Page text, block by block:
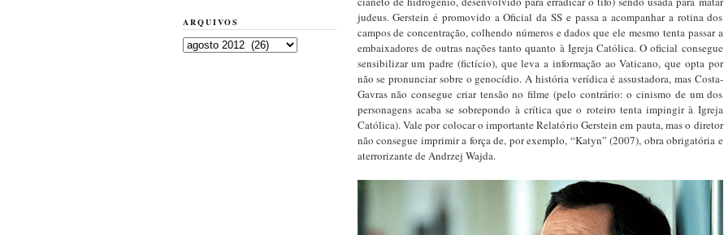
judeus. Gerstein é promovido a Oficial da SS e passa a acompanhar a rotina dos
campos de concentração, colhendo números e dados que ele mesmo tenta passar a
embaixadores de outras nações tanto quanto à Igreja Católica. O oficial consegue
sensibilizar um padre (fictício), que leva a informação ao Vaticano, que opta por
não se pronunciar sobre o genocídio. A história verídica é assustadora, mas Costa-
Gavras não consegue criar tensão no filme (pelo contrário: o cinismo de um dos
personagens acaba se sobrepondo à crítica que o roteiro tenta impingir à Igreja
Católica). Vale por colocar o importante Relatório Gerstein em pauta, mas o diretor
não consegue imprimir a força de, por exemplo, “Katyn” (2007), obra obrigatória e
aterrorizante de Andrzej Wajda.
ARQUIVOS
Arquivos